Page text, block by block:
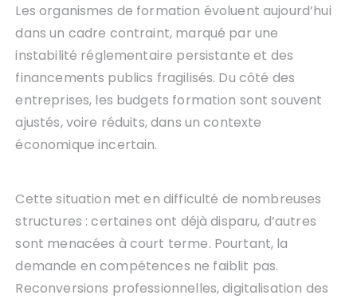
Les organismes de formation évoluent aujourd’hui
dans un cadre contraint, marqué par une
instabilité réglementaire persistante et des
financements publics fragilisés. Du côté des
entreprises, les budgets formation sont souvent
ajustés, voire réduits, dans un contexte
économique incertain.
Cette situation met en difficulté de nombreuses
structures : certaines ont déjà disparu, d’autres
sont menacées à court terme. Pourtant, la
demande en compétences ne faiblit pas.
Reconversions professionnelles, digitalisation des